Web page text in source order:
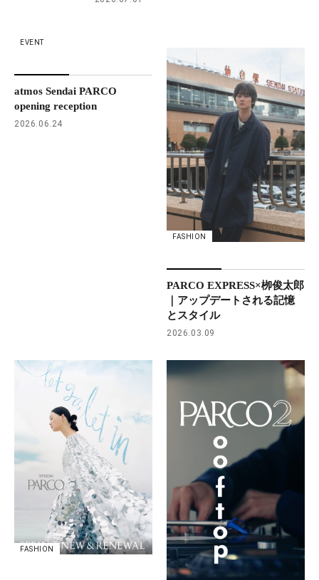
EVENT
atmos Sendai PARCO
opening reception
2026.06.24
FASHION
PARCO EXPRESS×栁俊太郎
｜アップデートされる記憶
とスタイル
2026.03.09
FASHION